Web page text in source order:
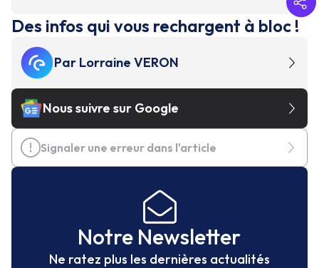
Des infos qui vous rechargent à bloc !
Par Lorraine VERON
Nous suivre sur Google
Signaler une erreur dans l'article
Notre Newsletter
Ne ratez plus les dernières actualités